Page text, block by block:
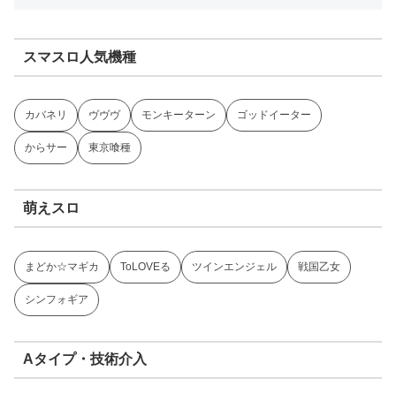
スマスロ人気機種
カバネリ ヴヴヴ モンキーターン ゴッドイーター
からサー 東京喰種
萌えスロ
まどか☆マギカ ToLOVEる ツインエンジェル 戦国乙女
シンフォギア
Aタイプ・技術介入